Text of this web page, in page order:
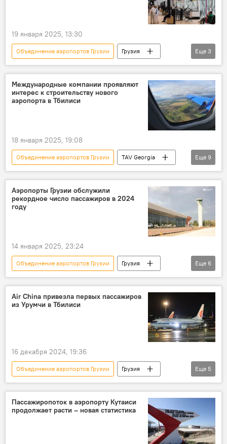
19 января 2025, 13:30
Объединение аэропортов Грузии
Грузия
ЭКОНОМИКА
НОВОСТИ
Авиасообщение в Грузии
Еще 3
Международные компании проявляют
интерес к строительству нового
аэропорта в Тбилиси
18 января 2025, 19:08
Объединение аэропортов Грузии
TAV Georgia
Тбилисский международный аэропорт
Европа
Вазиани
Грузия
ЭКОНОМИКА
НОВОСТИ
Еще 9
Аэропорты Грузии обслужили
рекордное число пассажиров в 2024
году
14 января 2025, 23:24
Объединение аэропортов Грузии
Грузия
ТУРИЗМ
НОВОСТИ
Авиасообщение в Грузии
Кутаисский международный аэропорт
Еще 6
Air China привезла первых пассажиров
из Урумчи в Тбилиси
16 декабря 2024, 19:36
Объединение аэропортов Грузии
Грузия
Китай
НОВОСТИ
ТУРИЗМ
Тбилисский международный аэропорт
Авиасообщение в Грузии
Еще 5
Пассажиропоток в аэропорту Кутаиси
продолжает расти – новая статистика